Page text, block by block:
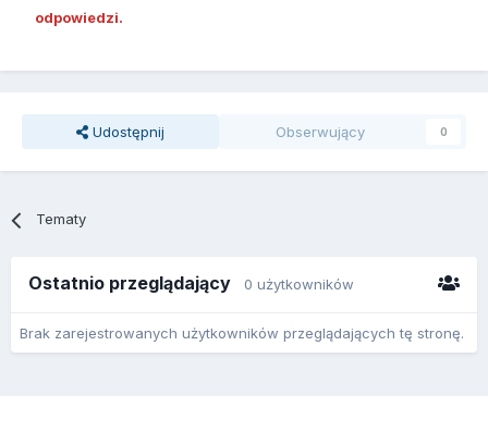
odpowiedzi.
Udostępnij Obserwujący 0
Tematy
Ostatnio przeglądający 0 użytkowników
Brak zarejestrowanych użytkowników przeglądających tę stronę.